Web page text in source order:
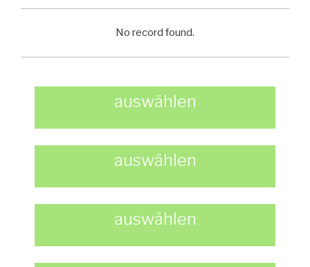
No record found.
auswählen
auswählen
auswählen